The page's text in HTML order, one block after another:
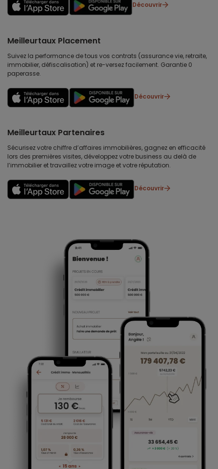
Découvrir
Meilleurtaux Placement
Suivez la performance de tous vos contrats (assurance vie, retraite,
immobilier, défiscalisation) et re-versez facilement. Garantie 0
paperasse.
Découvrir
Meilleurtaux Partenaires
Sécurisez votre chiffre d’affaires immobilières, gagnez en efficacité
lors des premières visites, développez votre business au delà de
l’immobilier et travaillez votre image et votre réputation.
Découvrir